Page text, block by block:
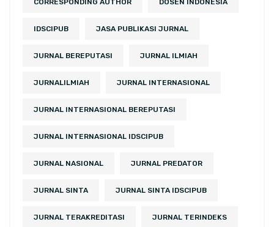
CORRESPONDING AUTHOR DOSEN INDONESIA
IDSCIPUB JASA PUBLIKASI JURNAL
JURNAL BEREPUTASI JURNAL ILMIAH
JURNALILMIAH JURNAL INTERNASIONAL
JURNAL INTERNASIONAL BEREPUTASI
JURNAL INTERNASIONAL IDSCIPUB
JURNAL NASIONAL JURNAL PREDATOR
JURNAL SINTA JURNAL SINTA IDSCIPUB
JURNAL TERAKREDITASI JURNAL TERINDEKS